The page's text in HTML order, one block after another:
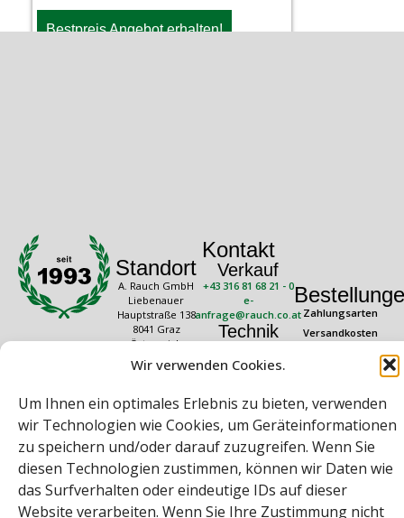
Wir verwenden Cookies.
Um Ihnen ein optimales Erlebnis zu bieten, verwenden
wir Technologien wie Cookies, um Geräteinformationen
zu speichern und/oder darauf zuzugreifen. Wenn Sie
diesen Technologien zustimmen, können wir Daten wie
das Surfverhalten oder eindeutige IDs auf dieser
Website verarbeiten. Wenn Sie Ihre Zustimmung nicht
Bestpreis Angebot erhalten!
Standort
A. Rauch GmbH
Liebenauer
Hauptstraße 138
8041 Graz
Österreich
Öffnungszeiten
16:30 Uhr
Freitag: 08:00 –
Kontakt
Verkauf
+43 316 81 68 21 - 0
e-
anfrage@rauch.co.at
Technik
20
Zahlungsarten
Versandkosten
Rechtliches
Datenschutz
Impressum